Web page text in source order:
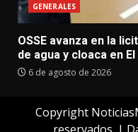
GENERALES
OSSE avanza en la
de agua y cloaca en
6 de agosto de 2026
Copyright
reservados. |